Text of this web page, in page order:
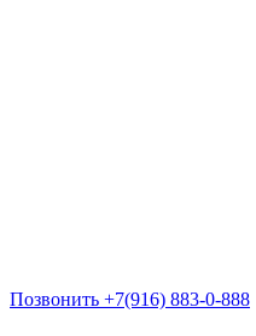
Позвонить +7(916) 883-0-888